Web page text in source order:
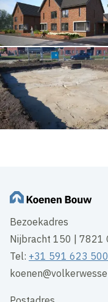
Bezoekadres
Nijbracht 150 | 7821
Tel: +31 591 623 500